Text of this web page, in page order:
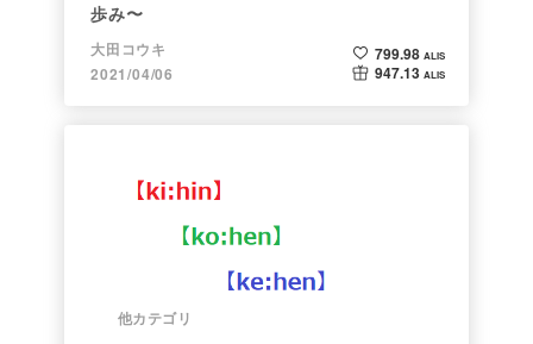
歩み〜
大田コウキ
2021/04/06
799.98 ALIS
947.13 ALIS
他カテゴリ